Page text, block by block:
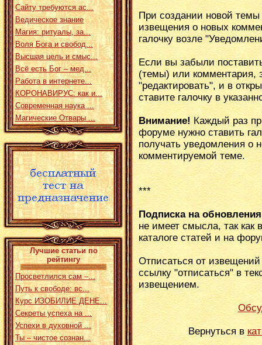
Сайту требуются ас...
Ведическое знание
Магия: ритуалы, за...
Воля Бога и свобод...
Высшая цель и смыс...
Всё есть Бог – мед...
Работа в интернете...
КОРОНАВИРУС: как и...
Современная наука ...
Магические Отвары ...
Лучшие статьи по
рейтингу
Просветлился сам –...
Путь к свободе: вс...
Курс ИЗОБИЛИЕ ДЕНЕ...
Секреты успеха на ...
Успехи в духовной ...
Ты – чистое сознан...
При создании новой
извещения о новых
галочку возле
Если вы забыли
(темы) или комментария,
"редактировать", и в
ставите галочку в
Внимание! Каждый раз
форуме нужно ставить
получать уведомления о
комментируемой теме.
***
Подписка на обновления
не имеет смысла, так как
каталоге статей и на
Отписаться от
ссылку "отписаться" в
извещением.
Вернуться в